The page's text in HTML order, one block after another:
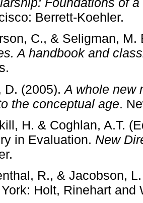
Berrett-Koehler.
C., & Seligman, M.
A handbook and
D. (2005). A whole new
the conceptual age.
H. & Coghlan, A.T.
in Evaluation. New
R., & Jacobson,
Holt, Rinehart and